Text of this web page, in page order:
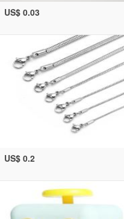
US$ 0.03
US$ 0.2